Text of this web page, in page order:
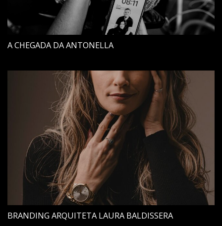
A CHEGADA DA ANTONELLA
BRANDING ARQUITETA LAURA BALDISSERA